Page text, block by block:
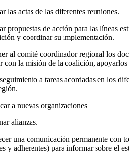
las actas de las diferentes reuniones.
propuestas de acción para las líneas
y coordinar su implementación.
al comité coordinador regional los
con la misión de la coalición, apoyarlos
a tareas acordadas en los
a nuevas organizaciones
alianzas.
una comunicación permanente con
y adherentes) para informar sobre el